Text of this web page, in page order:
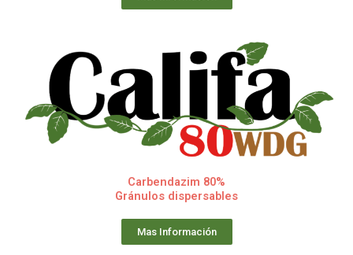
Carbendazim 80%
Gránulos dispersables
Mas Información